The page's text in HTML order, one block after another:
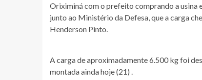
Oriximiná com o prefeito comprando a usina
junto ao Ministério da Defesa, que a carga
Henderson Pinto.
A carga de aproximadamente 6.500 kg foi
montada ainda hoje (21) .